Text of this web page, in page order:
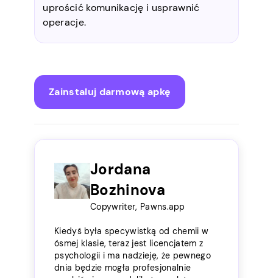
uprościć komunikację i usprawnić
operacje.
Zainstaluj darmową apkę
Jordana
Bozhinova
Copywriter, Pawns.app
Kiedyś była specywistką od chemii w
ósmej klasie, teraz jest licencjatem z
psychologii i ma nadzieję, że pewnego
dnia będzie mogła profesjonalnie